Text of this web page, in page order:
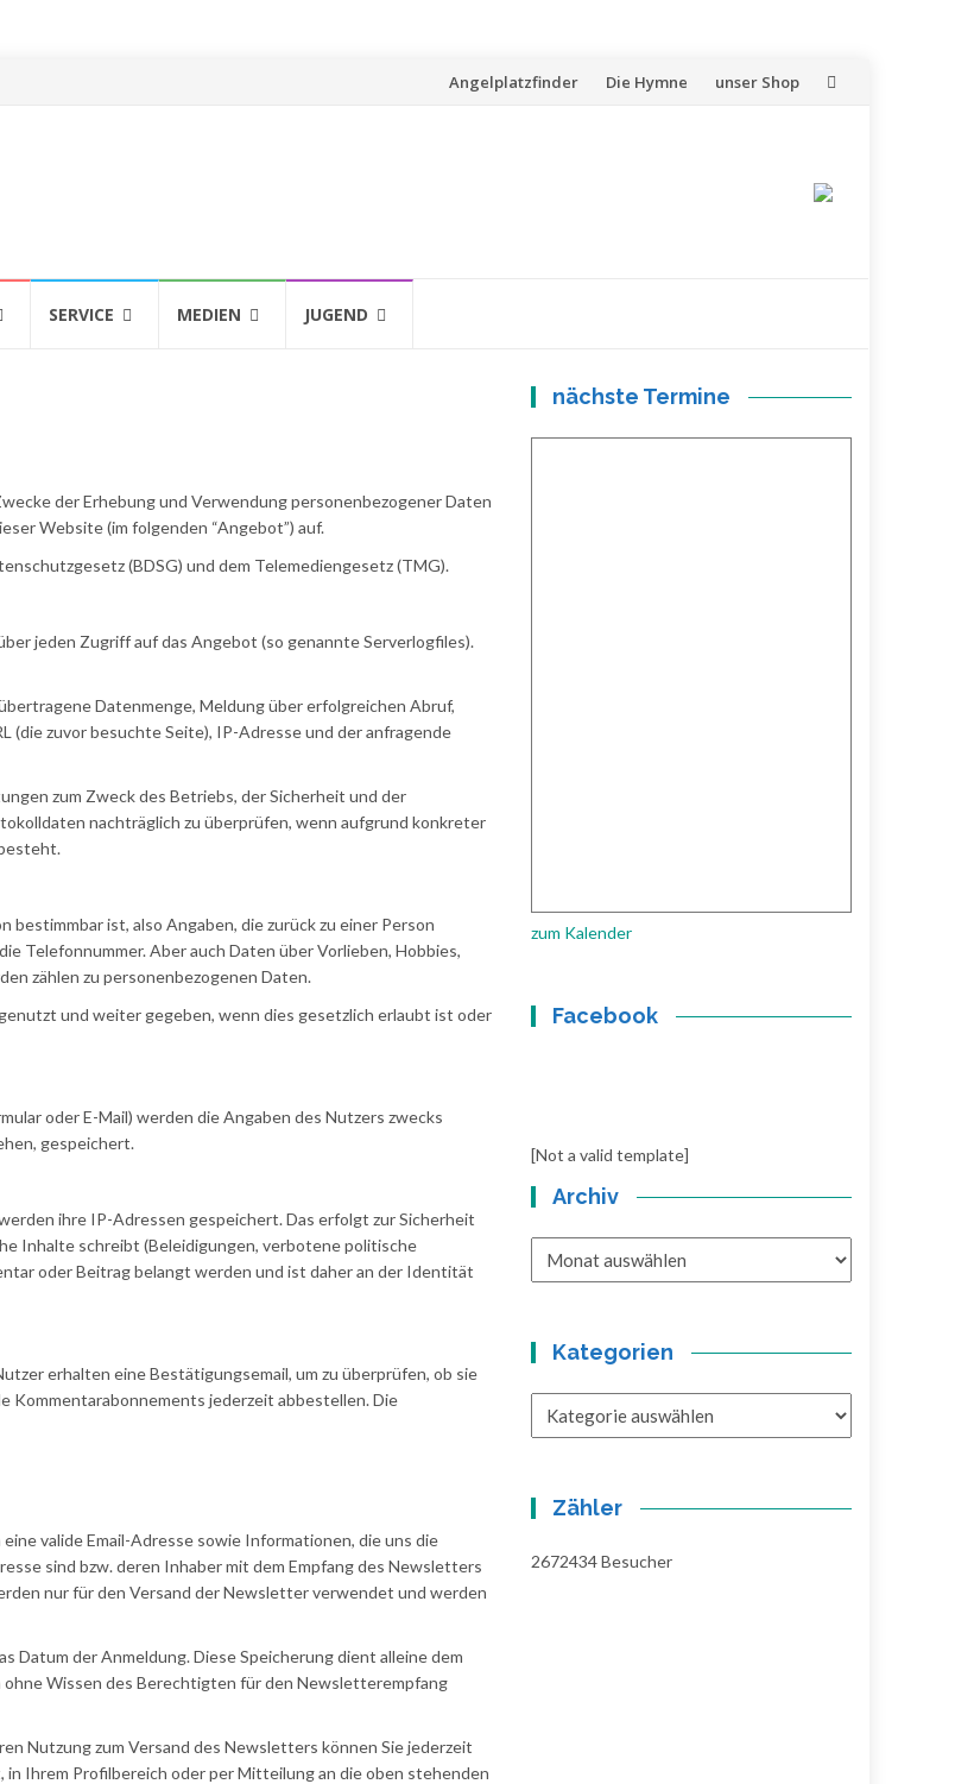
Skip
Angelplatzfinder Die Hymne unser Shop
SERVICE MEDIEN JUGEND
der Erhebung und Verwendung personenbezogener Daten
Website (im folgenden “Angebot”) auf.
(BDSG) und dem Telemediengesetz (TMG).
jeden Zugriff auf das Angebot (so genannte Serverlogfiles).
Datenmenge, Meldung über erfolgreichen Abruf,
(die zuvor besuchte Seite), IP-Adresse und der anfragende
zum Zweck des Betriebs, der Sicherheit und der
nachträglich zu überprüfen, wenn aufgrund konkreter
ist, also Angaben, die zurück zu einer Person
Telefonnummer. Aber auch Daten über Vorlieben, Hobbies,
zählen zu personenbezogenen Daten.
und weiter gegeben, wenn dies gesetzlich erlaubt ist oder
oder E-Mail) werden die Angaben des Nutzers zwecks
gespeichert.
ihre IP-Adressen gespeichert. Das erfolgt zur Sicherheit
Inhalte schreibt (Beleidigungen, verbotene politische
oder Beitrag belangt werden und ist daher an der Identität
erhalten eine Bestätigungsemail, um zu überprüfen, ob sie
Kommentarabonnements jederzeit abbestellen. Die
valide Email-Adresse sowie Informationen, die uns die
sind bzw. deren Inhaber mit dem Empfang des Newsletters
nur für den Versand der Newsletter verwendet und werden
der Anmeldung. Diese Speicherung dient alleine dem
ohne Wissen des Berechtigten für den Newsletterempfang
Nutzung zum Versand des Newsletters können Sie jederzeit
Ihrem Profilbereich oder per Mitteilung an die oben stehenden
nächste Termine
zum Kalender
Facebook
[Not a valid template]
Archiv
Kategorien
Zähler
2672434Besucher